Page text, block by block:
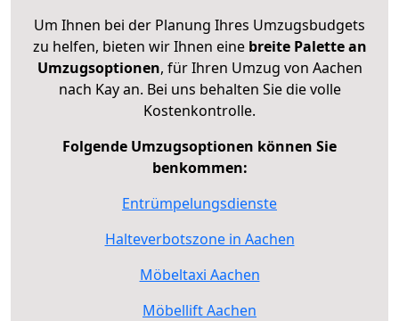
Um Ihnen bei der Planung Ihres Umzugsbudgets
zu helfen, bieten wir Ihnen eine breite Palette an
Umzugsoptionen, für Ihren Umzug von Aachen
nach Kay an. Bei uns behalten Sie die volle
Kostenkontrolle.
Folgende Umzugsoptionen können Sie
benkommen:
Entrümpelungsdienste
Halteverbotszone in Aachen
Möbeltaxi Aachen
Möbellift Aachen